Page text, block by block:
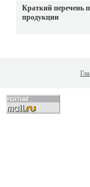
Краткий перечень
продукции